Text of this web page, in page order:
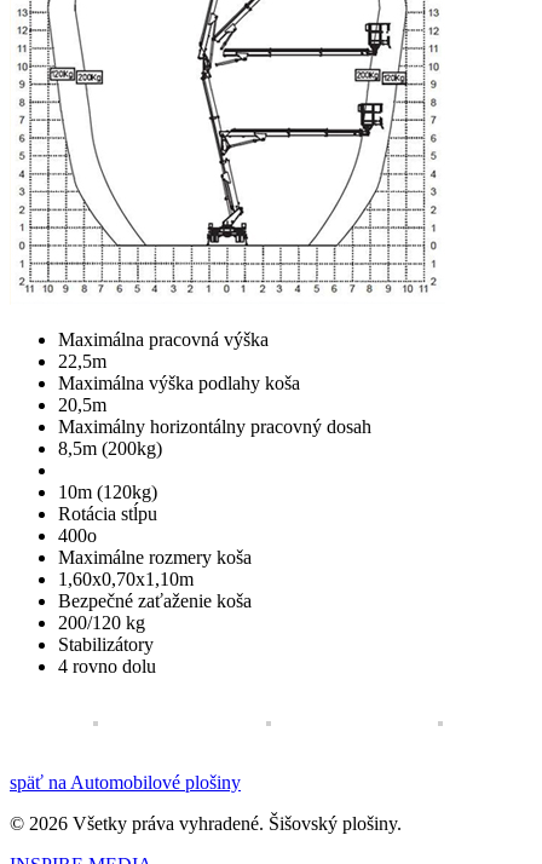
Maximálna pracovná výška
22,5m
Maximálna výška podlahy koša
20,5m
Maximálny horizontálny pracovný dosah
8,5m (200kg)
10m (120kg)
Rotácia stĺpu
400o
Maximálne rozmery koša
1,60x0,70x1,10m
Bezpečné zaťaženie koša
200/120 kg
Stabilizátory
4 rovno dolu
späť na Automobilové plošiny
© 2026 Všetky práva vyhradené. Šišovský plošiny.